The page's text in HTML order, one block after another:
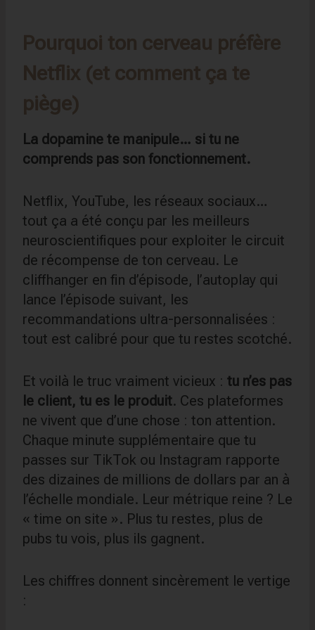
Pourquoi ton cerveau préfère
Netflix (et comment ça te
piège)
La dopamine te manipule… si tu ne
comprends pas son fonctionnement.
Netflix, YouTube, les réseaux sociaux…
tout ça a été conçu par les meilleurs
neuroscientifiques pour exploiter le circuit
de récompense de ton cerveau. Le
cliffhanger en fin d’épisode, l’autoplay qui
lance l’épisode suivant, les
recommandations ultra-personnalisées :
tout est calibré pour que tu restes scotché.
Et voilà le truc vraiment vicieux : tu n’es pas
le client, tu es le produit. Ces plateformes
ne vivent que d’une chose : ton attention.
Chaque minute supplémentaire que tu
passes sur TikTok ou Instagram rapporte
des dizaines de millions de dollars par an à
l’échelle mondiale. Leur métrique reine ? Le
« time on site ». Plus tu restes, plus de
pubs tu vois, plus ils gagnent.
Les chiffres donnent sincèrement le vertige
: